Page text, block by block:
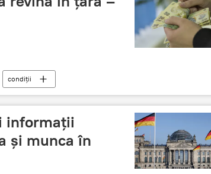
condiții
informaţii
şi munca în